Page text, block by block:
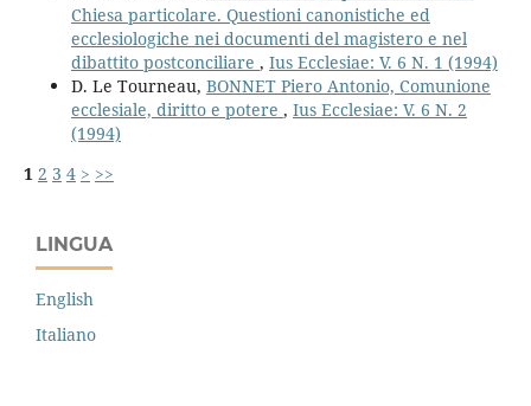
Chiesa particolare. Questioni canonistiche ed
ecclesiologiche nei documenti del magistero e nel
dibattito postconciliare , Ius Ecclesiae: V. 6 N. 1 (1994)
D. Le Tourneau, BONNET Piero Antonio, Comunione
ecclesiale, diritto e potere , Ius Ecclesiae: V. 6 N. 2
(1994)
1 2 3 4 > >>
LINGUA
English
Italiano